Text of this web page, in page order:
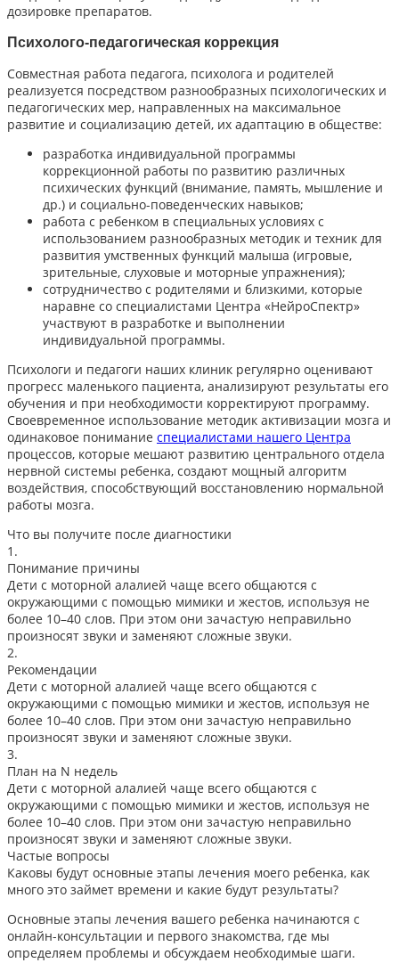
дозировке препаратов.
Психолого-педагогическая коррекция
Совместная работа педагога, психолога и родителей
реализуется посредством разнообразных психологических и
педагогических мер, направленных на максимальное
развитие и социализацию детей, их адаптацию в обществе:
разработка индивидуальной программы
коррекционной работы по развитию различных
психических функций (внимание, память, мышление и
др.) и социально-поведенческих навыков;
работа с ребенком в специальных условиях с
использованием разнообразных методик и техник для
развития умственных функций малыша (игровые,
зрительные, слуховые и моторные упражнения);
сотрудничество с родителями и близкими, которые
наравне со специалистами Центра «НейроСпектр»
участвуют в разработке и выполнении
индивидуальной программы.
Психологи и педагоги наших клиник регулярно оценивают
прогресс маленького пациента, анализируют результаты его
обучения и при необходимости корректируют программу.
Своевременное использование методик активизации мозга и
одинаковое понимание специалистами нашего Центра
процессов, которые мешают развитию центрального отдела
нервной системы ребенка, создают мощный алгоритм
воздействия, способствующий восстановлению нормальной
работы мозга.
Что вы получите после диагностики
1.
Понимание причины
Дети с моторной алалией чаще всего общаются с
окружающими с помощью мимики и жестов, используя не
более 10–40 слов. При этом они зачастую неправильно
произносят звуки и заменяют сложные звуки.
2.
Рекомендации
Дети с моторной алалией чаще всего общаются с
окружающими с помощью мимики и жестов, используя не
более 10–40 слов. При этом они зачастую неправильно
произносят звуки и заменяют сложные звуки.
3.
План на N недель
Дети с моторной алалией чаще всего общаются с
окружающими с помощью мимики и жестов, используя не
более 10–40 слов. При этом они зачастую неправильно
произносят звуки и заменяют сложные звуки.
Частые вопросы
Каковы будут основные этапы лечения моего ребенка, как
много это займет времени и какие будут результаты?
Основные этапы лечения вашего ребенка начинаются с
онлайн-консультации и первого знакомства, где мы
определяем проблемы и обсуждаем необходимые шаги.